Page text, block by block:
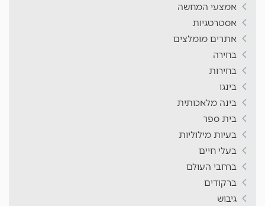
אמצעי המחשה
אסטרטגיות
אתרים מומלצים
בחירה
בחירות
בינגו
בינה מלאכותית
בית ספר
בעיות מילוליות
בעלי חיים
ברחבי העולם
ברקודים
גיבוש